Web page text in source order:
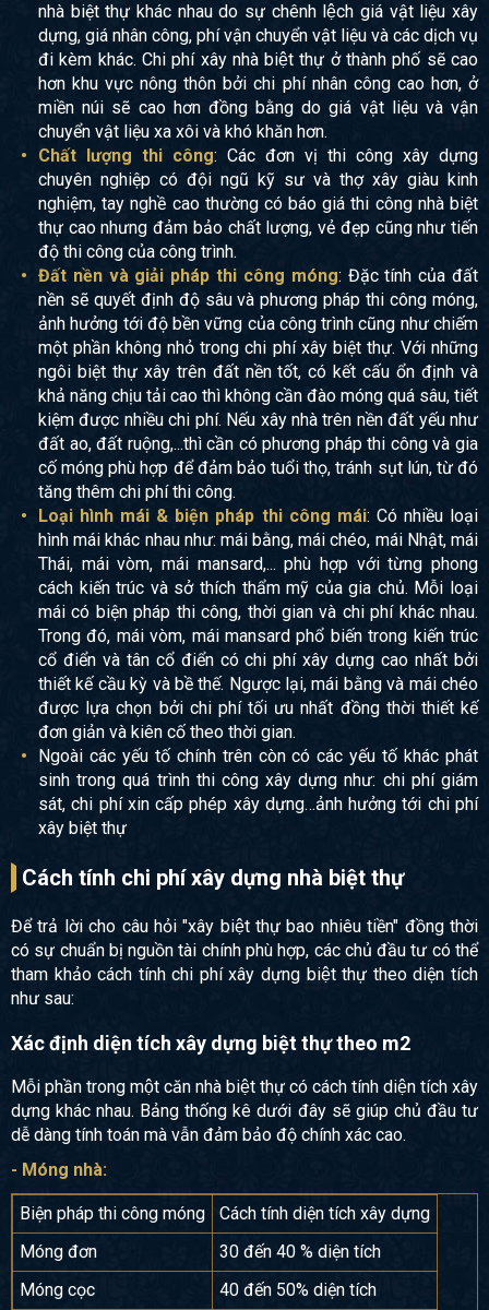
nhà biệt thự khác nhau do sự chênh lệch giá vật liệu xây
dựng, giá nhân công, phí vận chuyển vật liệu và các dịch vụ
đi kèm khác. Chi phí xây nhà biệt thự ở thành phố sẽ cao
hơn khu vực nông thôn bởi chi phí nhân công cao hơn, ở
miền núi sẽ cao hơn đồng bằng do giá vật liệu và vận
chuyển vật liệu xa xôi và khó khăn hơn.
Chất lượng thi công: Các đơn vị thi công xây dựng
chuyên nghiệp có đội ngũ kỹ sư và thợ xây giàu kinh
nghiệm, tay nghề cao thường có báo giá thi công nhà biệt
thự cao nhưng đảm bảo chất lượng, vẻ đẹp cũng như tiến
độ thi công của công trình.
Đất nền và giải pháp thi công móng: Đặc tính của đất
nền sẽ quyết định độ sâu và phương pháp thi công móng,
ảnh hưởng tới độ bền vững của công trình cũng như chiếm
một phần không nhỏ trong chi phí xây biệt thự. Với những
ngôi biệt thự xây trên đất nền tốt, có kết cấu ổn định và
khả năng chịu tải cao thì không cần đào móng quá sâu, tiết
kiệm được nhiều chi phí. Nếu xây nhà trên nền đất yếu như
đất ao, đất ruộng,...thì cần có phương pháp thi công và gia
cố móng phù hợp để đảm bảo tuổi thọ, tránh sụt lún, từ đó
tăng thêm chi phí thi công.
Loại hình mái & biện pháp thi công mái: Có nhiều loại
hình mái khác nhau như: mái bằng, mái chéo, mái Nhật, mái
Thái, mái vòm, mái mansard,... phù hợp với từng phong
cách kiến trúc và sở thích thẩm mỹ của gia chủ. Mỗi loại
mái có biện pháp thi công, thời gian và chi phí khác nhau.
Trong đó, mái vòm, mái mansard phổ biến trong kiến trúc
cổ điển và tân cổ điển có chi phí xây dựng cao nhất bởi
thiết kế cầu kỳ và bề thế. Ngược lại, mái bằng và mái chéo
được lựa chọn bởi chi phí tối ưu nhất đồng thời thiết kế
đơn giản và kiên cố theo thời gian.
Ngoài các yếu tố chính trên còn có các yếu tố khác phát
sinh trong quá trình thi công xây dựng như: chi phí giám
sát, chi phí xin cấp phép xây dựng…ảnh hưởng tới chi phí
xây biệt thự
Cách tính chi phí xây dựng nhà biệt thự
Để trả lời cho câu hỏi "xây biệt thự bao nhiêu tiền" đồng thời
có sự chuẩn bị nguồn tài chính phù hợp, các chủ đầu tư có thể
tham khảo cách tính chi phí xây dựng biệt thự theo diện tích
như sau:
Xác định diện tích xây dựng biệt thự theo m2
Mỗi phần trong một căn nhà biệt thự có cách tính diện tích xây
dựng khác nhau. Bảng thống kê dưới đây sẽ giúp chủ đầu tư
dễ dàng tính toán mà vẫn đảm bảo độ chính xác cao.
- Móng nhà:
Biện pháp thi công móng
Cách tính diện tích xây dựng
Móng đơn
30 đến 40 % diện tích
Móng cọc
40 đến 50% diện tích